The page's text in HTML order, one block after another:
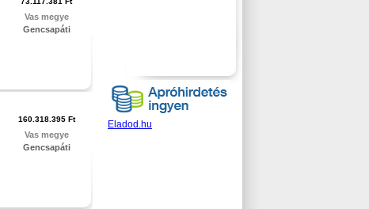
Vas megye
Gencsapáti
160.318.395 Ft
Vas megye
Gencsapáti
Eladod.hu